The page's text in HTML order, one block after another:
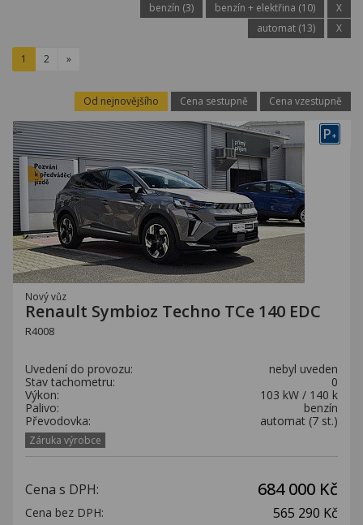
benzín (3)
benzín + elektřina (10)
X
automat (13)
X
1 2 »
Od nejnovějšího Cena sestupně Cena vzestupně
P+
Nový vůz
Renault Symbioz Techno TCe 140 EDC
R4008
Uvedení do provozu:
nebyl uveden
Stav tachometru:
0
Výkon:
103 kW / 140 k
Palivo:
benzín
Převodovka:
automat (7 st.)
Záruka výrobce
Cena s DPH: 684 000 Kč
Cena bez DPH: 565 290 Kč